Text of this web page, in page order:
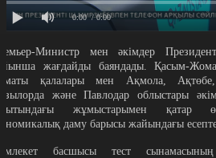
0:00 / 0:00
Министр мен әкімдер
жағдайды баяндады. Қасым-
қалалары мен Ақмола,
және Павлодар облыстары
жұмыстарымен қатар
даму барысы жайындағы
басшысы тест сынамасының